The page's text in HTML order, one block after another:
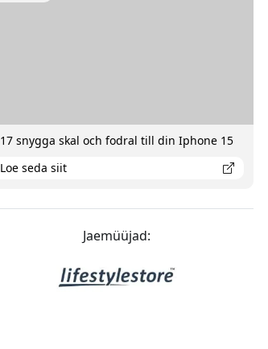
17 snygga skal och fodral till din Iphone 15
Loe seda siit
Jaemüüjad: